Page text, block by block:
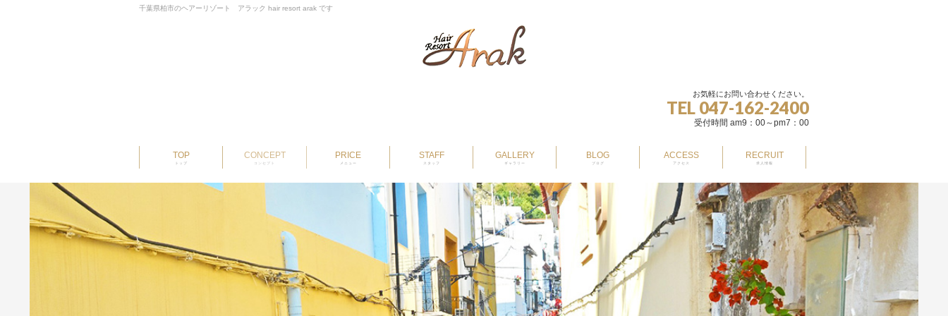
千葉県柏市のヘアーリゾート アラック hair resort arak です
お気軽にお問い合わせください。
TEL 047-162-2400
受付時間 am9：00～pm7：00
TOP
トップ
CONCEPT
コンセプト
PRICE
メニュー
STAFF
スタッフ
GALLERY
ギャラリー
BLOG
ブログ
ACCESS
アクセス
RECRUIT
求人情報